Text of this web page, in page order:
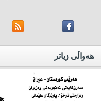
هه‌واڵی زیاتر